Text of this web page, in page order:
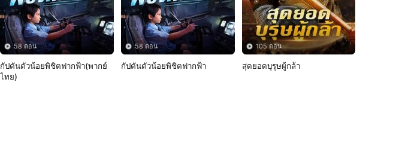
58 ตอน
กัปตันตัวน้อยพิชิตฟากฟ้า(พากย์
58 ตอน
กัปตันตัวน้อยพิชิตฟากฟ้า
105 ตอน
สุดยอดบุรุษผู้กล้า